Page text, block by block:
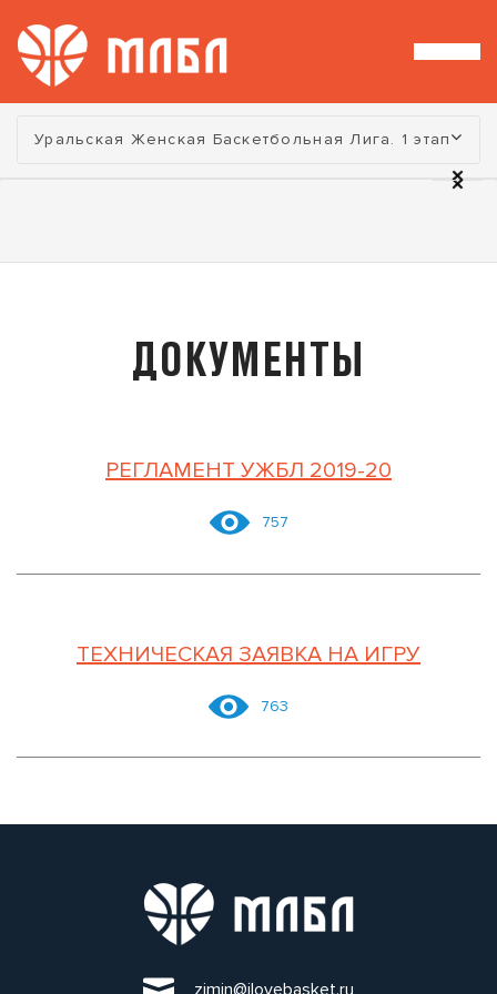
Турнир:
Уральская Женская Баскетбольная Лига. 1 этап
ДОКУМЕНТЫ
РЕГЛАМЕНТ УЖБЛ 2019-20
757
ТЕХНИЧЕСКАЯ ЗАЯВКА НА ИГРУ
763
zimin@ilovebasket.ru